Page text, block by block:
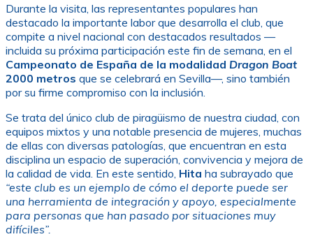
Durante la visita, las representantes populares han
destacado la importante labor que desarrolla el club, que
compite a nivel nacional con destacados resultados —
incluida su próxima participación este fin de semana, en el
Campeonato de España de la modalidad Dragon Boat
2000 metros que se celebrará en Sevilla—, sino también
por su firme compromiso con la inclusión.
Se trata del único club de piragüismo de nuestra ciudad, con
equipos mixtos y una notable presencia de mujeres, muchas
de ellas con diversas patologías, que encuentran en esta
disciplina un espacio de superación, convivencia y mejora de
la calidad de vida. En este sentido, Hita ha subrayado que
“este club es un ejemplo de cómo el deporte puede ser
una herramienta de integración y apoyo, especialmente
para personas que han pasado por situaciones muy
difíciles”.